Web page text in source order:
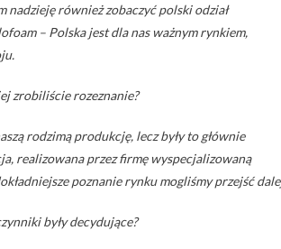
nadzieję również zobaczyć polski odział
– Polska jest dla nas ważnym rynkiem,
zrobiliście rozeznanie?
rodzimą produkcję, lecz były to głównie
realizowana przez firmę wyspecjalizowaną
poznanie rynku mogliśmy przejść
były decydujące?